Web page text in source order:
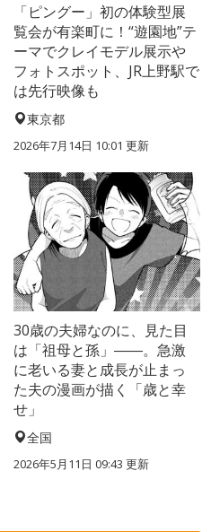
「ピングー」初の体験型展
覧会が有楽町に！“遊園地”テ
ーマでクレイモデル展示や
フォトスポット、JR上野駅で
は先行映像も
東京都
2026年7月14日 10:01 更新
30歳の夫婦なのに、見た目
は「祖母と孫」――。急激
に老いる妻と成長が止まっ
た夫の漫画が描く「歳と幸
せ」
全国
2026年5月11日 09:43 更新